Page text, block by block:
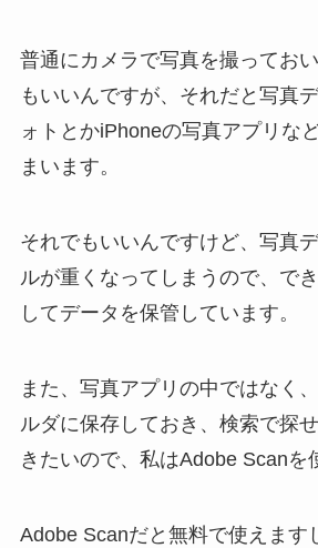
普通にカメラで写真を撮ってお
もいいんですが、それだと写真
ォトとかiPhoneの写真アプリな
まいます。
それでもいいんですけど、写真
ルが重くなってしまうので、で
してデータを保管しています。
また、写真アプリの中ではなく
ルダに保存しておき、検索で探
きたいので、私はAdobe Scanを
Adobe Scanだと無料で使えます